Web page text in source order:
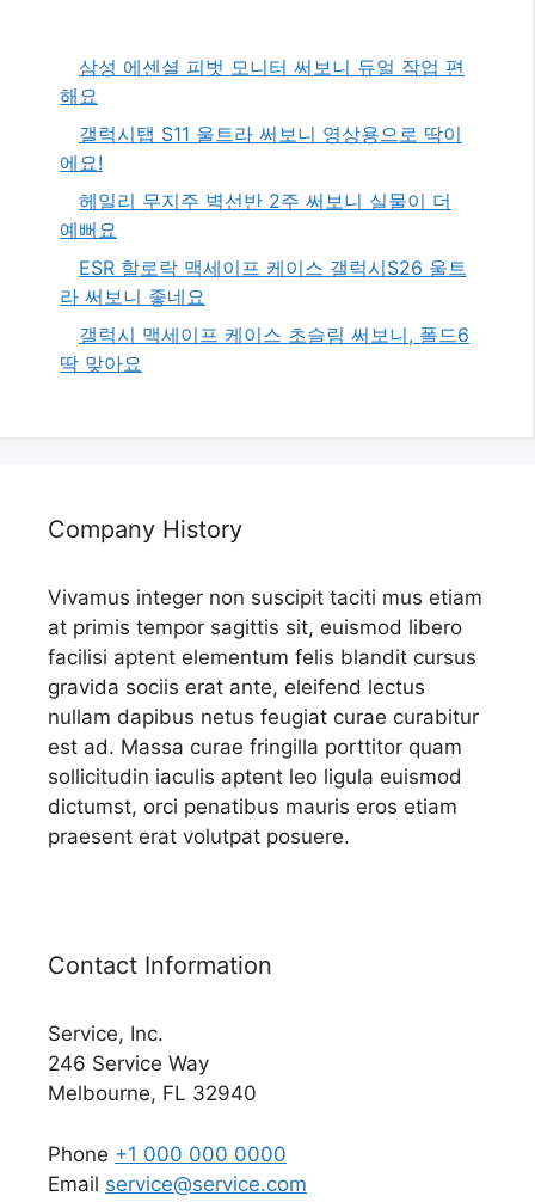
삼성 에센셜 피벗 모니터 써보니 듀얼 작업 편
해요
갤럭시탭 S11 울트라 써보니 영상용으로 딱이
에요!
헤일리 무지주 벽선반 2주 써보니 실물이 더
예뻐요
ESR 할로락 맥세이프 케이스 갤럭시S26 울트
라 써보니 좋네요
갤럭시 맥세이프 케이스 초슬림 써보니, 폴드6
딱 맞아요
Company History
Vivamus integer non suscipit taciti mus etiam
at primis tempor sagittis sit, euismod libero
facilisi aptent elementum felis blandit cursus
gravida sociis erat ante, eleifend lectus
nullam dapibus netus feugiat curae curabitur
est ad. Massa curae fringilla porttitor quam
sollicitudin iaculis aptent leo ligula euismod
dictumst, orci penatibus mauris eros etiam
praesent erat volutpat posuere.
Contact Information
Service, Inc.
246 Service Way
Melbourne, FL 32940
Phone +1 000 000 0000
Email service@service.com